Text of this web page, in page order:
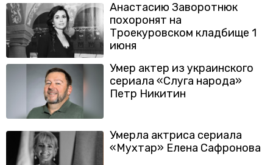
Анастасию Заворотнюк
похоронят на
Троекуровском кладбище 1
июня
Умер актер из украинского
сериала «Слуга народа»
Петр Никитин
Умерла актриса сериала
«Мухтар» Елена Сафронова